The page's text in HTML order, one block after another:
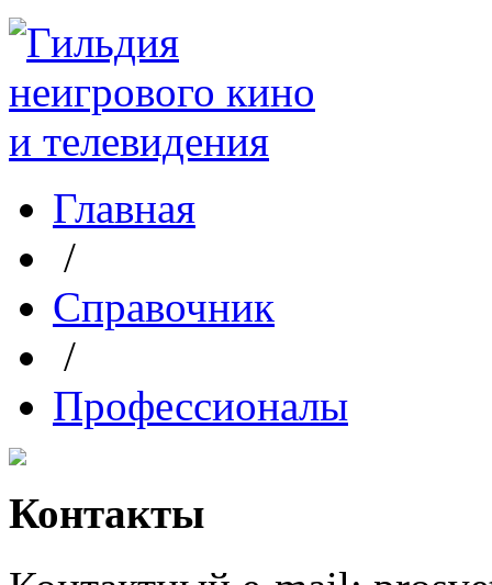
Главная
/
Справочник
/
Профессионалы
Контакты